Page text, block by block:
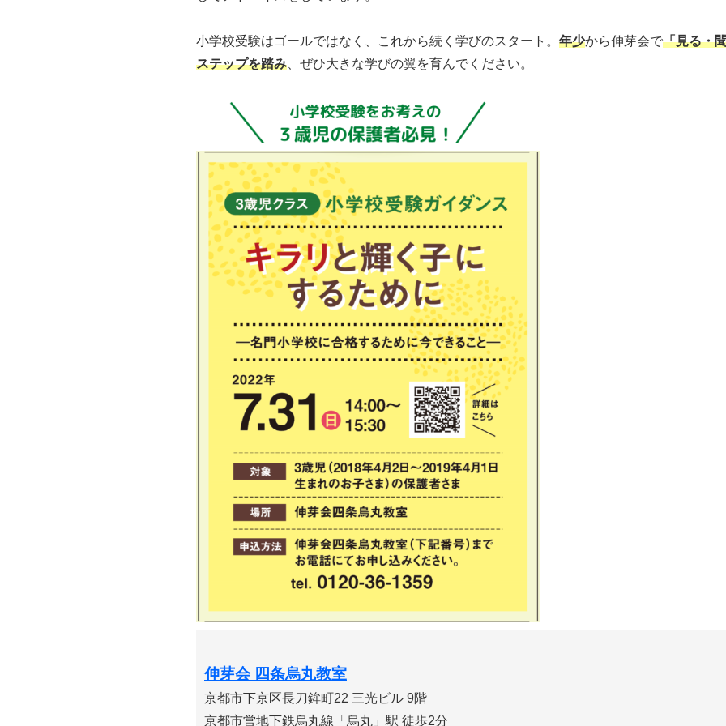
小学校受験はゴールではなく、これから続く学びのスタート。 年少から伸芽会で「見る・
ステップを踏み 、ぜひ大きな学びの翼を育んでください。
伸芽会 四条烏丸教室
京都市下京区長刀鉾町22 三光ビル 9階
京都市営地下鉄烏丸線「烏丸」駅 徒歩2分